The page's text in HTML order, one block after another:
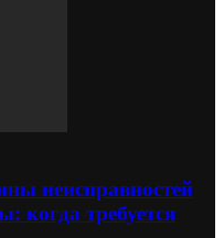
неисправностей
когда требуется